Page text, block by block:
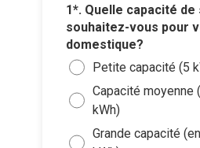
1*. Quelle capacité
souhaitez-vous pour
domestique?
Petite capacité (5
Capacité moyenne
kWh)
Grande capacité